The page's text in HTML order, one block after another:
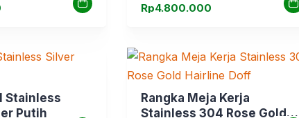
Rp4.800.000
Stainless
Putih
Rangka Meja Kerja
Stainless 304 Rose Gold